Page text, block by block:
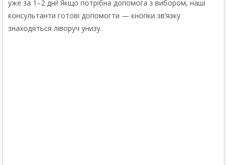
уже за 1–2 дні! Якщо потрібна допомога з вибором, наші
консультанти готові допомогти — кнопки зв’язку
знаходяться ліворуч унизу.